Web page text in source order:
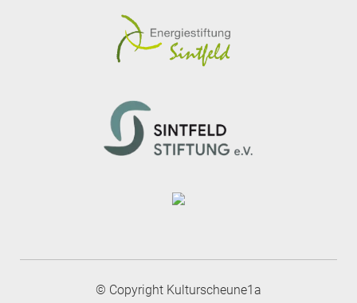
© Copyright Kulturscheune1a